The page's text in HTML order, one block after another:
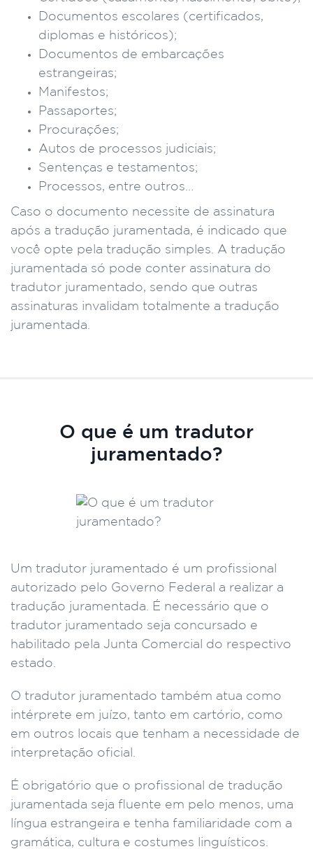
Documentos escolares (certificados,
diplomas e históricos);
Documentos de embarcações
estrangeiras;
Manifestos;
Passaportes;
Procurações;
Autos de processos judiciais;
Sentenças e testamentos;
Processos, entre outros…
Caso o documento necessite de assinatura
após a tradução juramentada, é indicado que
você opte pela tradução simples. A tradução
juramentada só pode conter assinatura do
tradutor juramentado, sendo que outras
assinaturas invalidam totalmente a tradução
juramentada.
O que é um tradutor
juramentado?
Um tradutor juramentado é um profissional
autorizado pelo Governo Federal a realizar a
tradução juramentada. É necessário que o
tradutor juramentado seja concursado e
habilitado pela Junta Comercial do respectivo
estado.
O tradutor juramentado também atua como
intérprete em juízo, tanto em cartório, como
em outros locais que tenham a necessidade de
interpretação oficial.
É obrigatório que o profissional de tradução
juramentada seja fluente em pelo menos, uma
língua estrangeira e tenha familiaridade com a
gramática, cultura e costumes linguísticos.